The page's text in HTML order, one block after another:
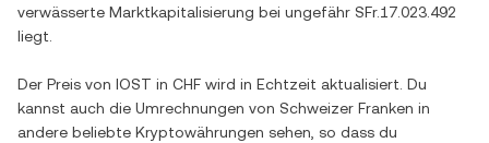
verwässerte Marktkapitalisierung bei ungefähr SFr.17.023.492
liegt.
Der Preis von IOST in CHF wird in Echtzeit aktualisiert. Du
kannst auch die Umrechnungen von Schweizer Franken in
andere beliebte Kryptowährungen sehen, so dass du